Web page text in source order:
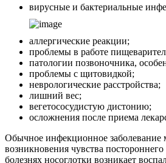
вирусные и бактериальные
аллергические реакции;
проблемы в работе
патологии позвоночника,
проблемы с щитовидкой;
неврологические расстройства;
лишний вес;
вегетососудистую дистонию;
осложнения после приема
Обычное инфекционное заболевание
возникновения чувства
болезнях носоглотки возникает